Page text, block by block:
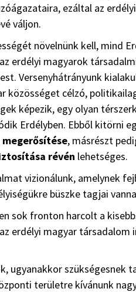
ezáltal az
váljon.
növelnünk kell, mind
erdélyi magyarok
Versenyhátrányunk
közösséget célzó,
képezik, egy olyan
Erdélyben. Ebből kitörni
, másrészt
révén lehetséges.
vizionálunk, amelynek
büszke tagjai
sok fronton harcolt a
erdélyi magyar társadalom
ugyanakkor szükségesnek
területre kívánunk